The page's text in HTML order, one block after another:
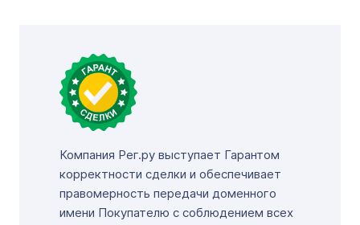
Компания Рег.ру выступает Гарантом
корректности сделки и обеспечивает
правомерность передачи доменного
имени Покупателю с соблюдением всех